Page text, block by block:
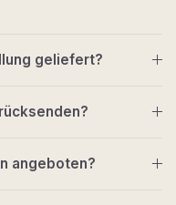
geliefert?
angeboten?